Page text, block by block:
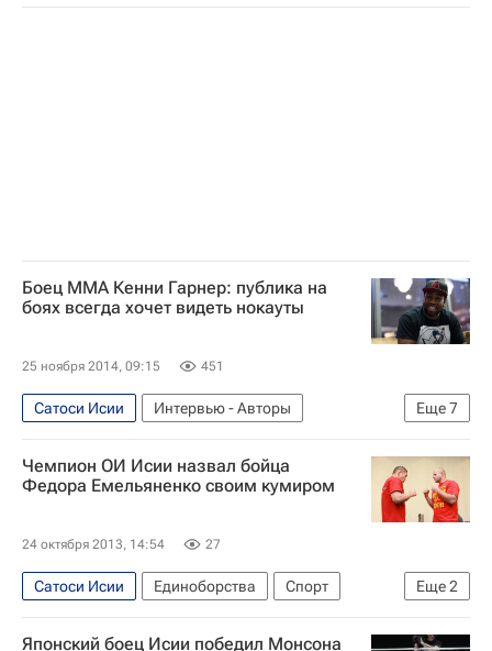
Аналитика
Единоборства
Спорт
Боец ММА Кенни Гарнер: публика на
боях всегда хочет видеть нокауты
25 ноября 2014, 09:15 451
Еще7
Сатоси Исии
Интервью - Авторы
Аналитика
Единоборства
Спорт
Владимир Путин
Сергей Харитонов
Чемпион ОИ Исии назвал бойца
Федора Емельяненко своим кумиром
24 октября 2013, 14:54 27
Еще2
Сатоси Исии Единоборства
Спорт
Александр Поветкин
Федор Емельяненко
Японский боец Исии победил Монсона